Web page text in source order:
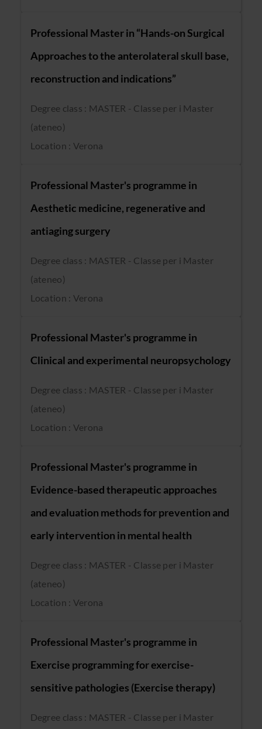
Professional Master in “Hands-on Surgical
Approaches to the anterolateral skull base,
reconstruction and indications”
Degree class : MASTER - Classe per i Master
(ateneo)
Location : Verona
Professional Master's programme in
Aesthetic medicine, regenerative and
antiaging surgery
Degree class : MASTER - Classe per i Master
(ateneo)
Location : Verona
Professional Master's programme in
Clinical and experimental neuropsychology
Degree class : MASTER - Classe per i Master
(ateneo)
Location : Verona
Professional Master's programme in
Evidence-based therapeutic approaches
and evaluation methods for prevention and
early intervention in mental health
Degree class : MASTER - Classe per i Master
(ateneo)
Location : Verona
Professional Master's programme in
Exercise programming for exercise-
sensitive pathologies (Exercise therapy)
Degree class : MASTER - Classe per i Master